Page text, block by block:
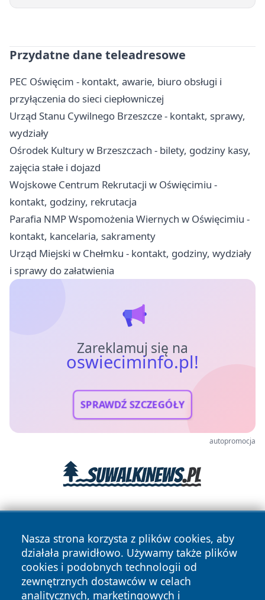
Przydatne dane teleadresowe
PEC Oświęcim - kontakt, awarie, biuro obsługi i
przyłączenia do sieci ciepłowniczej
Urząd Stanu Cywilnego Brzeszcze - kontakt, sprawy,
wydziały
Ośrodek Kultury w Brzeszczach - bilety, godziny kasy,
zajęcia stałe i dojazd
Wojskowe Centrum Rekrutacji w Oświęcimiu -
kontakt, godziny, rekrutacja
Parafia NMP Wspomożenia Wiernych w Oświęcimiu -
kontakt, kancelaria, sakramenty
Urząd Miejski w Chełmku - kontakt, godziny, wydziały
i sprawy do załatwienia
Zareklamuj się na
oswieciminfo.pl!
SPRAWDŹ SZCZEGÓŁY
autopromocja
Nasza strona korzysta z plików cookies, aby
działała prawidłowo. Używamy także plików
cookies i podobnych technologii od
zewnętrznych dostawców w celach
analitycznych, marketingowych i
Copyright © 2026 oswieciminfo.pl Wszystkie prawa
zastrzeżone.